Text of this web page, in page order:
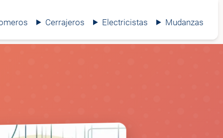
Cerrajeros Electricistas Mudanzas